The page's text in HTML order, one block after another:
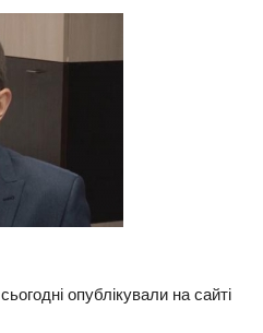
сьогодні опублікували на сайті